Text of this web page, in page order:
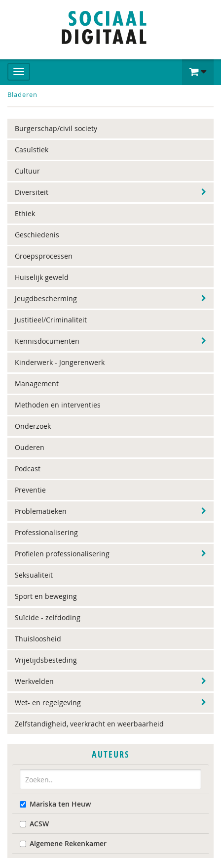
Bladeren
Burgerschap/civil society
Casuïstiek
Cultuur
Diversiteit
Ethiek
Geschiedenis
Groepsprocessen
Huiselijk geweld
Jeugdbescherming
Justitieel/Criminaliteit
Kennisdocumenten
Kinderwerk - Jongerenwerk
Management
Methoden en interventies
Onderzoek
Ouderen
Podcast
Preventie
Problematieken
Professionalisering
Profielen professionalisering
Seksualiteit
Sport en beweging
Suïcide - zelfdoding
Thuisloosheid
Vrijetijdsbesteding
Werkvelden
Wet- en regelgeving
Zelfstandigheid, veerkracht en weerbaarheid
AUTEURS
Mariska ten Heuw
ACSW
Algemene Rekenkamer